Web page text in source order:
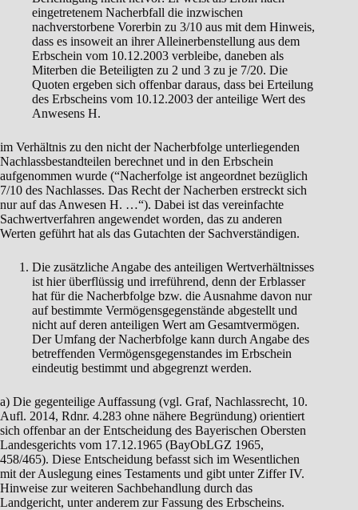
eingetretenem Nacherbfall die inzwischen
nachverstorbene Vorerbin zu 3/10 aus mit dem Hinweis,
dass es insoweit an ihrer Alleinerbenstellung aus dem
Erbschein vom 10.12.2003 verbleibe, daneben als
Miterben die Beteiligten zu 2 und 3 zu je 7/20. Die
Quoten ergeben sich offenbar daraus, dass bei Erteilung
des Erbscheins vom 10.12.2003 der anteilige Wert des
Anwesens H.
im Verhältnis zu den nicht der Nacherbfolge unterliegenden
Nachlassbestandteilen berechnet und in den Erbschein
aufgenommen wurde (“Nacherfolge ist angeordnet bezüglich
7/10 des Nachlasses. Das Recht der Nacherben erstreckt sich
nur auf das Anwesen H. …“). Dabei ist das vereinfachte
Sachwertverfahren angewendet worden, das zu anderen
Werten geführt hat als das Gutachten der Sachverständigen.
Die zusätzliche Angabe des anteiligen Wertverhältnisses
ist hier überflüssig und irreführend, denn der Erblasser
hat für die Nacherbfolge bzw. die Ausnahme davon nur
auf bestimmte Vermögensgegenstände abgestellt und
nicht auf deren anteiligen Wert am Gesamtvermögen.
Der Umfang der Nacherbfolge kann durch Angabe des
betreffenden Vermögensgegenstandes im Erbschein
eindeutig bestimmt und abgegrenzt werden.
a) Die gegenteilige Auffassung (vgl. Graf, Nachlassrecht, 10.
Aufl. 2014, Rdnr. 4.283 ohne nähere Begründung) orientiert
sich offenbar an der Entscheidung des Bayerischen Obersten
Landesgerichts vom 17.12.1965 (BayObLGZ 1965,
458/465). Diese Entscheidung befasst sich im Wesentlichen
mit der Auslegung eines Testaments und gibt unter Ziffer IV.
Hinweise zur weiteren Sachbehandlung durch das
Landgericht, unter anderem zur Fassung des Erbscheins.